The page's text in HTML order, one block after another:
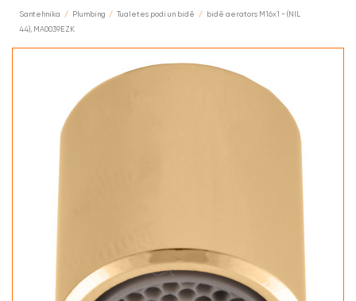
Santehnika Plumbing Tualetes podi un bidē
bidē aerators M16x1 - (NIL
44), MA0039EZK